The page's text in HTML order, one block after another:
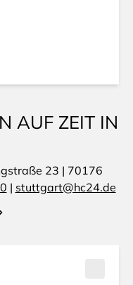
AUF ZEIT IN
23 | 70176
| stuttgart@hc24.de